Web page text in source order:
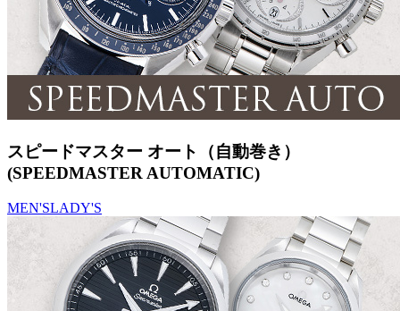
スピードマスター オート（自動巻き）
(SPEEDMASTER AUTOMATIC)
MEN'SLADY'S